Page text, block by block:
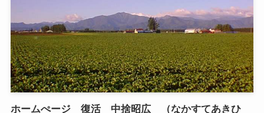
ホームぺージ 復活 中捨昭広 （なかすてあきひ